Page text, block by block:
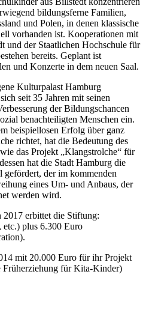
bildungsferne Familien,
und Polen, in denen klassische
vorhanden ist. Kooperationen mit
und der Staatlichen Hochschule für
bereits. Geplant ist
und Konzerte in dem neuen Saal.
Kulturpalast Hamburg
seit 35 Jahren mit seinen
der Bildungschancen
benachteiligten Menschen ein.
beispiellosen Erfolg über ganz
richtet, hat die Bedeutung des
das Projekt „Klangstrolche“ für
hat die Stadt Hamburg die
gefördert, der im kommenden
eines Um- und Anbaus, der
werden wird.
erbittet die Stiftung:
etc.) plus 6.300 Euro
mit 20.000 Euro für ihr Projekt
Früherziehung für Kita-Kinder)